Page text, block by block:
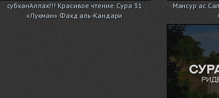
субханАллах!!! Красивое чтение. Сура 31
«Лукман» Фахд аль-Кандари
Мансур ас